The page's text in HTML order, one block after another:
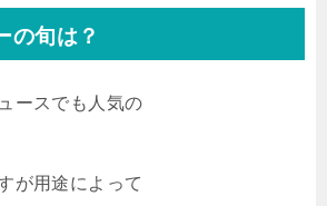
の旬は？
ースでも人気の
が用途によって